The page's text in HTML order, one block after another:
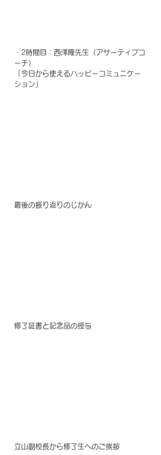
・2時間目：西澤隆先生（アサーティブコ
ーチ）
「今日から使えるハッピーコミュニケー
ション」
最後の振り返りのじかん
修了証書と記念品の授与
立山副校長から修了生へのご挨拶